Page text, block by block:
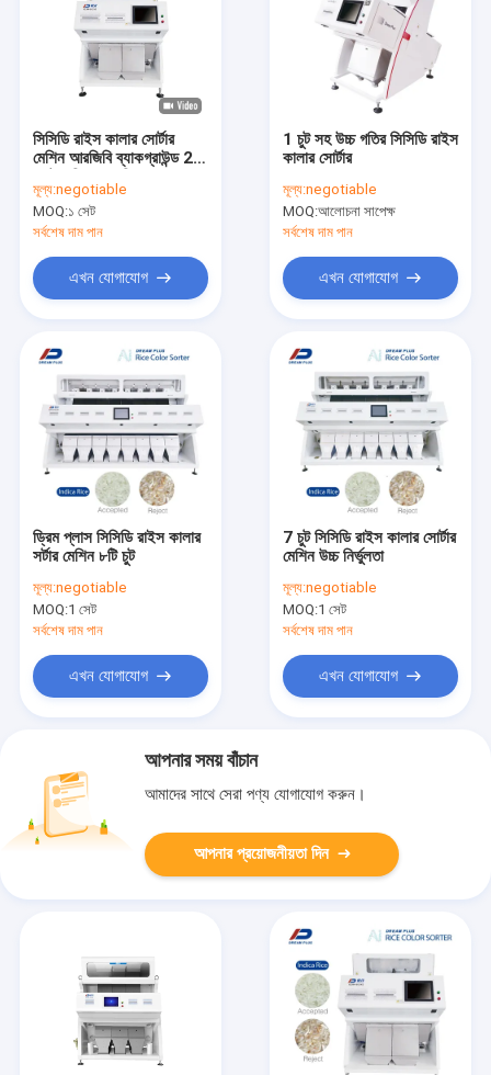
সিসিডি রাইস কালার সোর্টার
মেশিন আরজিবি ব্যাকগ্রাউন্ড 2
মূল্য:negotiable
MOQ:১ সেট
সর্বশেষ দাম পান
এখন যোগাযোগ
1 চুট সহ উচ্চ গতির সিসিডি রাইস
কালার সোর্টার
মূল্য:negotiable
MOQ:আলোচনা সাপেক্ষ
সর্বশেষ দাম পান
এখন যোগাযোগ
ড্রিম প্লাস সিসিডি রাইস কালার
সর্টার মেশিন ৮টি চুট
মূল্য:negotiable
MOQ:1 সেট
সর্বশেষ দাম পান
এখন যোগাযোগ
7 চুট সিসিডি রাইস কালার সোর্টার
মেশিন উচ্চ নির্ভুলতা
মূল্য:negotiable
MOQ:1 সেট
সর্বশেষ দাম পান
এখন যোগাযোগ
আপনার সময় বাঁচান
আমাদের সাথে সেরা পণ্য যোগাযোগ করুন।
আপনার প্রয়োজনীয়তা দিন